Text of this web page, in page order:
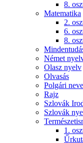
8.
Matematika
2.
6.
8.
Német
Olasz nyelv
Olvasás
Polgári
Rajz
Szlovák
Szlovák
1.